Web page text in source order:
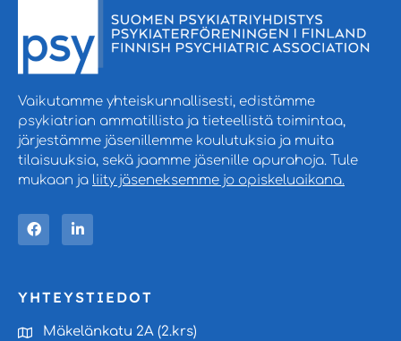
Vaikutamme yhteiskunnallisesti, edistämme
psykiatrian ammatillista ja tieteellistä toimintaa,
järjestämme jäsenillemme koulutuksia ja muita
tilaisuuksia, sekä jaamme jäsenille apurahoja. Tule
mukaan ja liity jäseneksemme jo opiskeluaikana.
YHTEYSTIEDOT
Mäkelänkatu 2A (2.krs)